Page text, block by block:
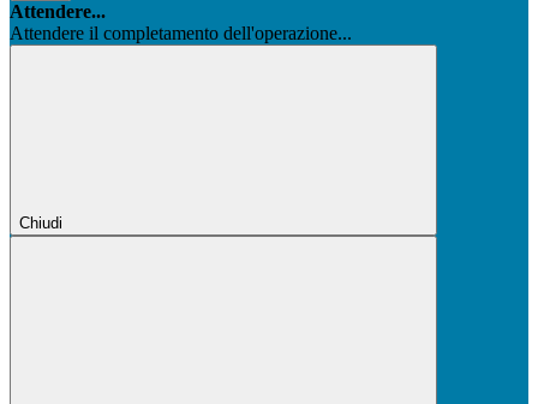
Attendere...
Attendere il completamento dell'operazione...
Chiudi